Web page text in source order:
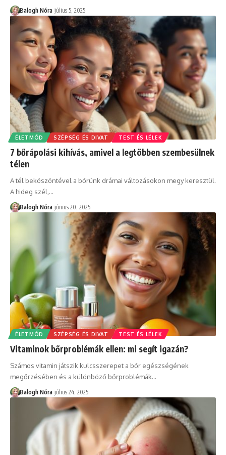
Balogh Nóra július 5, 2025
ÉLETMÓD SZÉPSÉG ÉS DIVAT TEST ÉS LÉLEK
7 bőrápolási kihívás, amivel a legtöbben szembesülnek
télen
A tél beköszöntével a bőrünk drámai változásokon megy keresztül.
A hideg szél, …
Balogh Nóra június 20, 2025
ÉLETMÓD SZÉPSÉG ÉS DIVAT TEST ÉS LÉLEK
Vitaminok bőrproblémák ellen: mi segít igazán?
Számos vitamin játszik kulcsszerepet a bőr egészségének
megőrzésében és a különböző bőrproblémák…
Balogh Nóra július 24, 2025